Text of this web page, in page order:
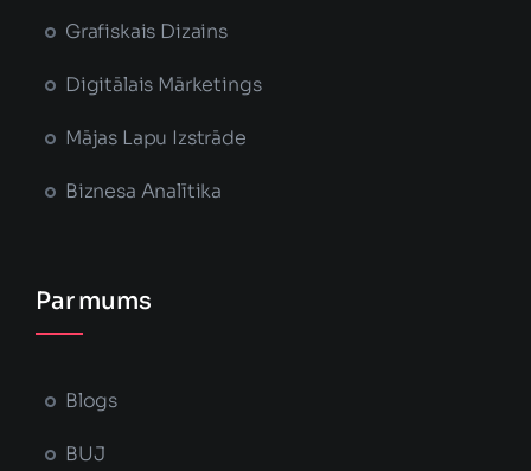
Grafiskais Dizains
Digitālais Mārketings
Mājas Lapu Izstrāde
Biznesa Analītika
Par mums
Blogs
BUJ